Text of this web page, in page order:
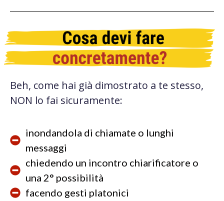
Beh, come hai già dimostrato a te stesso,
NON lo fai sicuramente:
inondandola di chiamate o lunghi
messaggi
chiedendo un incontro chiarificatore o
una 2° possibilità
facendo gesti platonici